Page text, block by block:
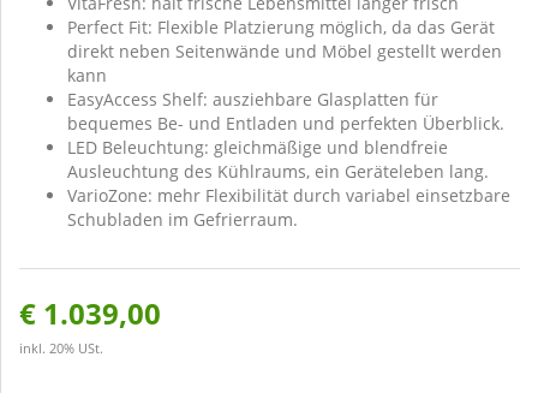
Perfect Fit: Flexible Platzierung möglich, da das Gerät
direkt neben Seitenwände und Möbel gestellt werden
kann
EasyAccess Shelf: ausziehbare Glasplatten für
bequemes Be- und Entladen und perfekten Überblick.
LED Beleuchtung: gleichmäßige und blendfreie
Ausleuchtung des Kühlraums, ein Geräteleben lang.
VarioZone: mehr Flexibilität durch variabel einsetzbare
Schubladen im Gefrierraum.
€ 1.039,00
inkl. 20% USt.